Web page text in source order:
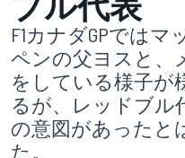
F1カナダGPでは
ペンの父ヨスと、
をしている様子が
るが、レッドブル
の意図があったと
た。